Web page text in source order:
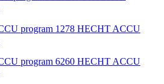
HECHT ACCU
HECHT ACCU